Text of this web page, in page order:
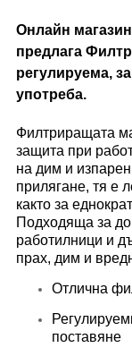
Онлайн
предлага
регулируема,
употреба.
Филтриращата
защита при
на дим и
прилягане, тя е
както за
Подходяща за
работилници и
прах, дим и
Отлична
поставяне